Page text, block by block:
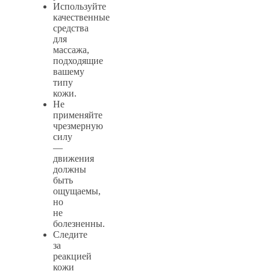
Используйте
качественные
средства
для
массажа,
подходящие
вашему
типу
кожи.
Не
применяйте
чрезмерную
силу
—
движения
должны
быть
ощущаемы,
но
не
болезненны.
Следите
за
реакцией
кожи